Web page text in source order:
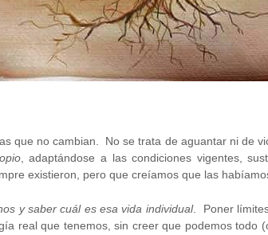
que no cambian. No se trata de aguantar ni de
, adaptándose a las condiciones vigentes,
existieron, pero que creíamos que las
y saber cuál es esa vida individual. Poner
real que tenemos, sin creer que podemos todo